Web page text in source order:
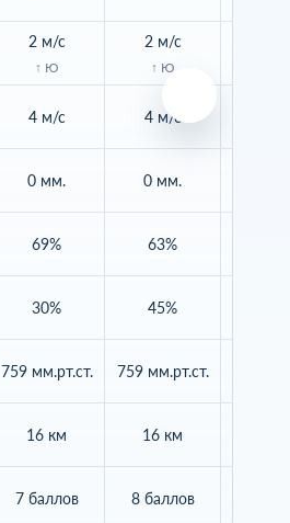
2 м/с
↑ Ю
4 м/с
0 мм.
69%
30%
759 мм.рт.ст.
16 км
7 баллов
2 м/с
↑ Ю
4 м/с
0 мм.
63%
45%
759 мм.рт.ст.
16 км
8 баллов